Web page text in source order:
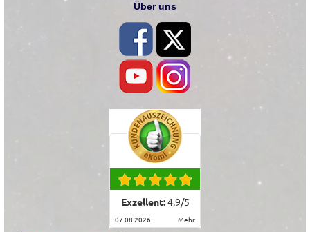
Über uns
Exzellent:4.9/5
07.08.2026 mehr